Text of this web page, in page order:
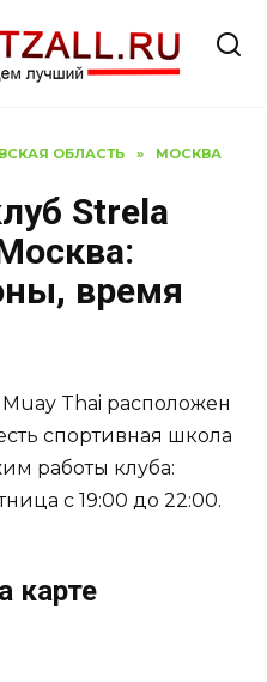
ОБЛАСТЬ » МОСКВА
Strela
время
Thai расположен
спортивная школа
работы клуба:
с 19:00 до 22:00.
карте